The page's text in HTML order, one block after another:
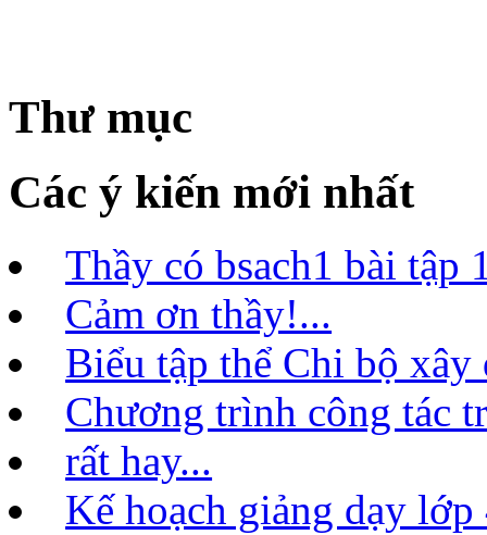
Thư mục
Các ý kiến mới nhất
Thầy có bsach1 bài tập
Cảm ơn thầy!...
Biểu tập thể Chi bộ
Chương trình công tác
rất hay...
Kế hoạch giảng dạy